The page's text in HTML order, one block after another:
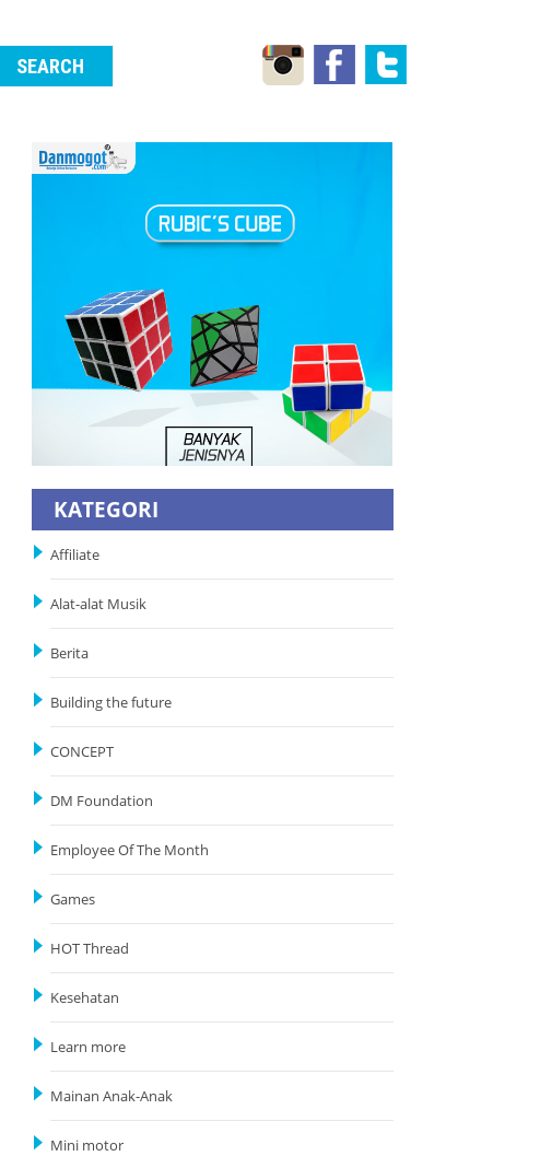
KATEGORI
Affiliate
Alat-alat Musik
Berita
Building the future
CONCEPT
DM Foundation
Employee Of The Month
Games
HOT Thread
Kesehatan
Learn more
Mainan Anak-Anak
Mini motor